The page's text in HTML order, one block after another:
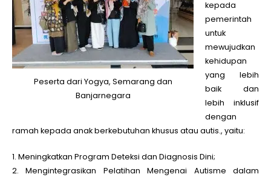
Peserta dari Yogya, Semarang dan
Banjarnegara
kepada
pemerintah
untuk
mewujudkan
kehidupan
yang lebih
baik dan
lebih inklusif
dengan
ramah kepada anak berkebutuhan khusus atau autis., yaitu:
1. Meningkatkan Program Deteksi dan Diagnosis Dini;
2. Mengintegrasikan Pelatihan Mengenai Autisme dalam